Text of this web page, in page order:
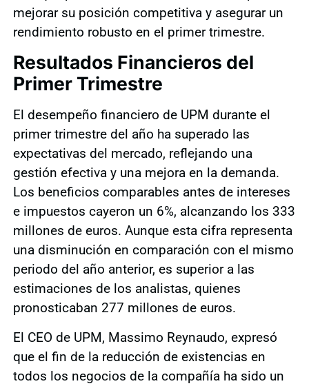
mejorar su posición competitiva y asegurar un
rendimiento robusto en el primer trimestre.
Resultados Financieros del
Primer Trimestre
El desempeño financiero de UPM durante el
primer trimestre del año ha superado las
expectativas del mercado, reflejando una
gestión efectiva y una mejora en la demanda.
Los beneficios comparables antes de intereses
e impuestos cayeron un 6%, alcanzando los 333
millones de euros. Aunque esta cifra representa
una disminución en comparación con el mismo
periodo del año anterior, es superior a las
estimaciones de los analistas, quienes
pronosticaban 277 millones de euros.
El CEO de UPM, Massimo Reynaudo, expresó
que el fin de la reducción de existencias en
todos los negocios de la compañía ha sido un